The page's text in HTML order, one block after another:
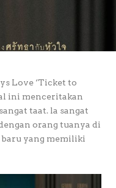
Love ‘Ticket to
ini menceritakan
taat. la sangat
orang tuanya di
baru yang memiliki